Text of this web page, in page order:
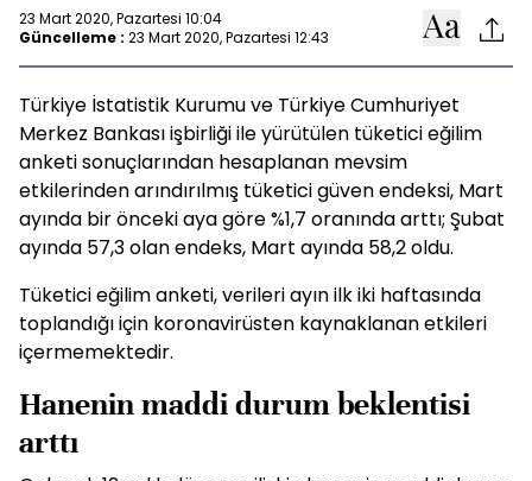
23 Mart 2020, Pazartesi 10:04
Güncelleme : 23 Mart 2020, Pazartesi 12:43
Türkiye İstatistik Kurumu ve Türkiye Cumhuriyet
Merkez Bankası işbirliği ile yürütülen tüketici eğilim
anketi sonuçlarından hesaplanan mevsim
etkilerinden arındırılmış tüketici güven endeksi, Mart
ayında bir önceki aya göre %1,7 oranında arttı; Şubat
ayında 57,3 olan endeks, Mart ayında 58,2 oldu.
Tüketici eğilim anketi, verileri ayın ilk iki haftasında
toplandığı için koronavirüsten kaynaklanan etkileri
içermemektedir.
Hanenin maddi durum beklentisi
arttı